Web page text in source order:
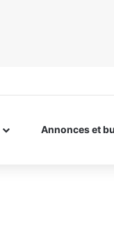
Annonces et